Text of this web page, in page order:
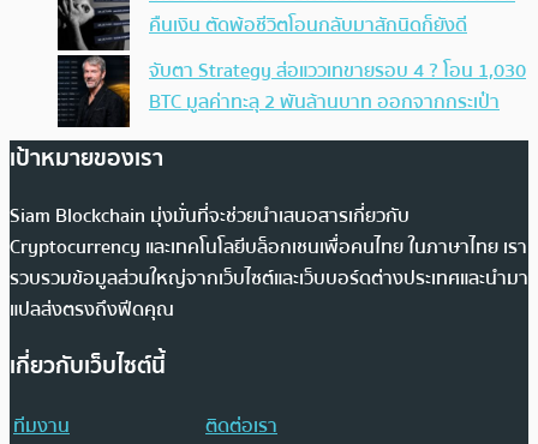
คืนเงิน ตัดพ้อชีวิตโอนกลับมาสักนิดก็ยังดี
จับตา Strategy ส่อแววเทขายรอบ 4 ? โอน 1,030
BTC มูลค่าทะลุ 2 พันล้านบาท ออกจากกระเป๋า
เป้าหมายของเรา
Siam Blockchain มุ่งมั่นที่จะช่วยนำเสนอสารเกี่ยวกับ
Cryptocurrency และเทคโนโลยีบล็อกเชนเพื่อคนไทย ในภาษาไทย เรา
รวบรวมข้อมูลส่วนใหญ่จากเว็บไซต์และเว็บบอร์ดต่างประเทศและนำมา
แปลส่งตรงถึงฟีดคุณ
เกี่ยวกับเว็บไซต์นี้
ทีมงาน
ติดต่อเรา